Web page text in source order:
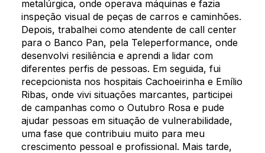
metalúrgica, onde operava máquinas e fazia
inspeção visual de peças de carros e caminhões.
Depois, trabalhei como atendente de call center
para o Banco Pan, pela Teleperformance, onde
desenvolvi resiliência e aprendi a lidar com
diferentes perfis de pessoas. Em seguida, fui
recepcionista nos hospitais Cachoeirinha e Emílio
Ribas, onde vivi situações marcantes, participei
de campanhas como o Outubro Rosa e pude
ajudar pessoas em situação de vulnerabilidade,
uma fase que contribuiu muito para meu
crescimento pessoal e profissional. Mais tarde,